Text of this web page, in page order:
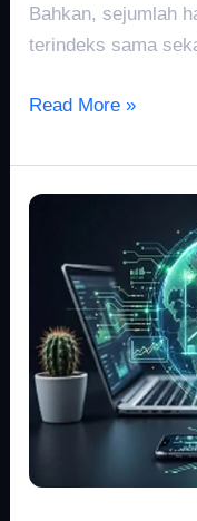
Bahkan, sejumlah
terindeks sama
Read More »
Hreflang
untuk
Website
Multibahasa
dan
SEO
Global